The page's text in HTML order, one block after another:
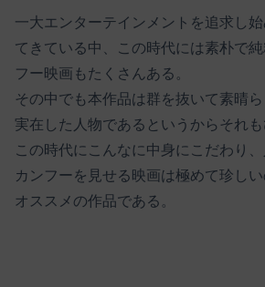
一大エンターテインメントを追求し
てきている中、この時代には素朴で
フー映画もたくさんある。
その中でも本作品は群を抜いて素晴ら
実在した人物であるというからそれも
この時代にこんなに中身にこだわり、
カンフーを見せる映画は極めて珍しい
オススメの作品である。